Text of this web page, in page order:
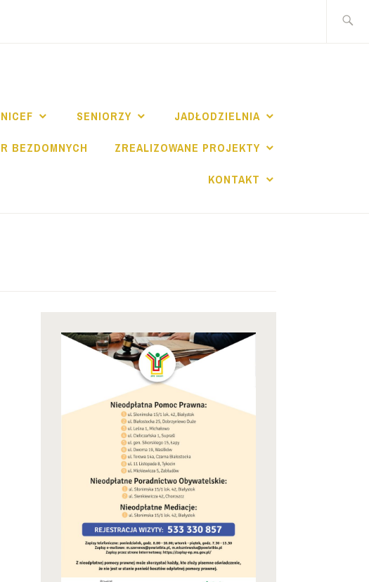
SENIORZY JADŁODZIELNIA
BEZDOMNYCH ZREALIZOWANE PROJEKTY
KONTAKT